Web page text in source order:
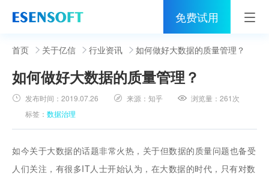
免费试用
首页
睿治
解决方案
伙伴
服务
首页 关于亿信 行业资讯 如何做好大数据的质量管理？
如何做好大数据的质量管理？
发布时间：2019.07.26 来源：知乎 浏览量：261次
标签：数据治理
如今关于大数据的话题非常火热，关于但数据的质量问题也备受
人们关注，有很多IT人士开始认为，在大数据的时代，只有对数